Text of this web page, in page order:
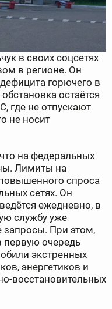
в своих соцсетях
в регионе. Он
горючего в
остаётся
где не отпускают
не носит
на федеральных
Лимиты на
спроса
сетях. Он
ежедневно, в
службу уже
запросы. При этом,
первую очередь
экстренных
энергетиков и
восстановительных